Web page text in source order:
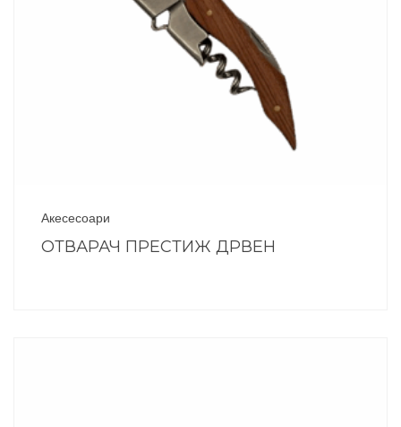
Акесесоари
ОТВАРАЧ ПРЕСТИЖ ДРВЕН